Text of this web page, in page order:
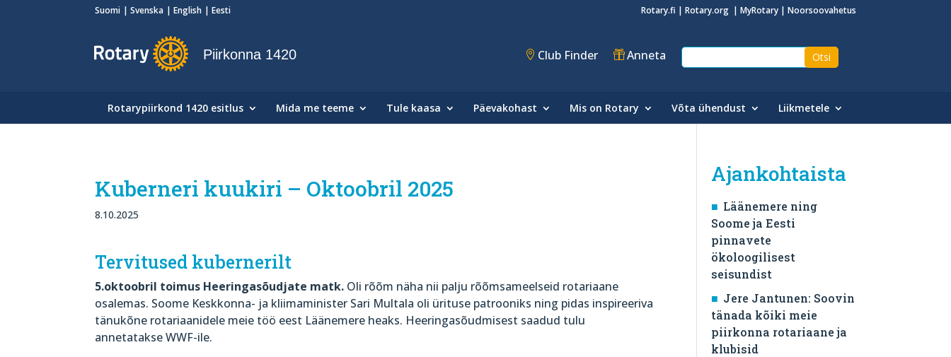
Suomi Svenska English Eesti Rotary.fi | Rotary.org | MyRotary| Noorsoovahetus
Piirkonna 1420 Club Finder Anneta
Rotarypiirkond 1420 esitlus Mida me teeme Tule kaasa Päevakohast Mis on Rotary Võta ühendust Liikmetele
Kuberneri kuukiri – Oktoobril 2025
8.10.2025
Tervitused kubernerilt
5.oktoobril toimus Heeringasõudjate matk. Oli rõõm näha nii palju rõõmsameelseid rotariaane
osalemas. Soome Keskkonna- ja kliimaminister Sari Multala oli ürituse patrooniks ning pidas inspireeriva
tänukõne rotariaanidele meie töö eest Läänemere heaks. Heeringasõudmisest saadud tulu
annetatakse WWF-ile.
Ajankohtaista
Läänemere ning
Soome ja Eesti
pinnavete
ökoloogilisest
seisundist
Jere Jantunen: Soovin
tänada kõiki meie
piirkonna rotariaane ja
klubisid